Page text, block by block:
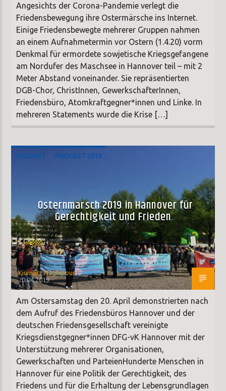
Angesichts der Corona-Pandemie verlegt die
Friedensbewegung ihre Ostermärsche ins Internet.
Einige Friedensbewegte mehrerer Gruppen nahmen
an einem Aufnahmetermin vor Ostern (1.4.20) vorm
Denkmal für ermordete sowjetische Kriegsgefangene
am Nordufer des Maschsee in Hannover teil – mit 2
Meter Abstand voneinander. Sie repräsentierten
DGB-Chor, ChristInnen, GewerkschafterInnen,
Friedensbüro, Atomkraftgegner*innen und Linke. In
mehreren Statements wurde die Krise […]
PODCAST PODCAST 2019
Osternmarsch 2019 in Hannover für
Gerechtigkeit und Frieden
Kiumarz Naghipour
20.04.2019
Am Ostersamstag den 20. April demonstrierten nach
dem Aufruf des Friedensbüros Hannover und der
deutschen Friedensgesellschaft vereinigte
Kriegsdienstgegner*innen DFG-vK Hannover mit der
Unterstützung mehrerer Organisationen,
Gewerkschaften und ParteienHunderte Menschen in
Hannover für eine Politik der Gerechtigkeit, des
Friedens und für die Erhaltung der Lebensgrundlagen